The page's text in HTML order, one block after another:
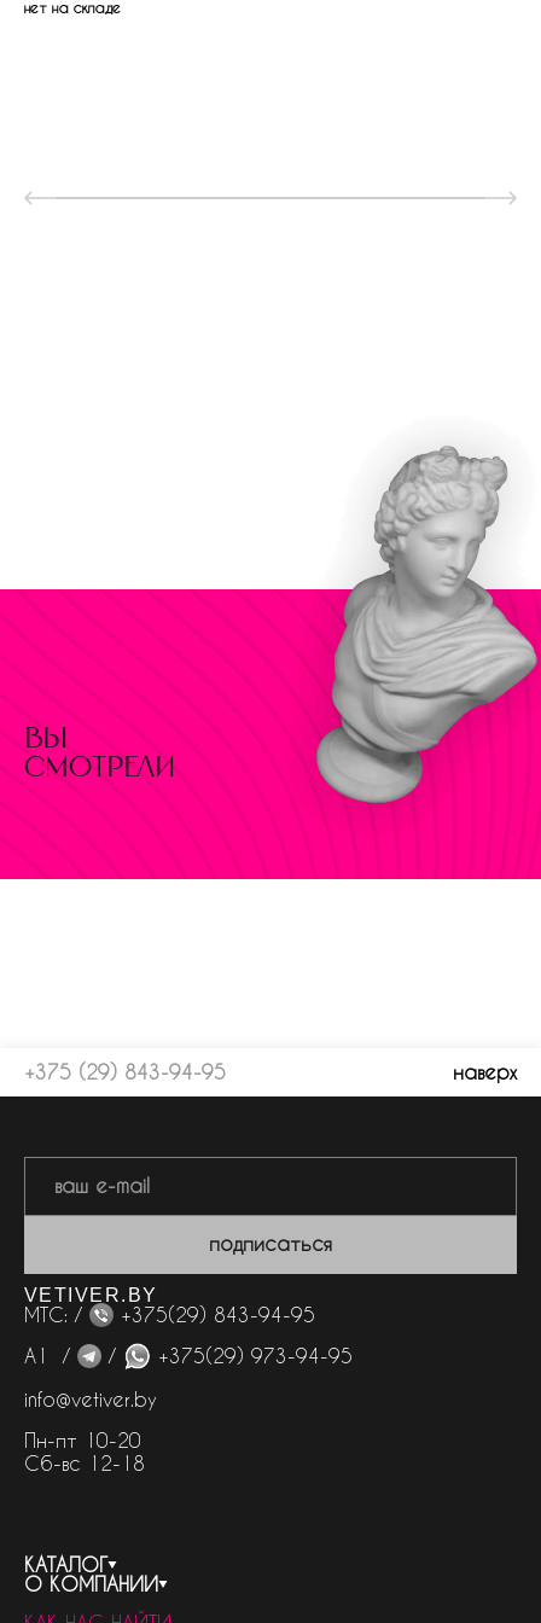
нет на складе
вы
смотрели
+375 (29) 843-94-95 наверх
подписаться
VETIVER.BY
МТС: /
+375(29) 843-94-95
А1 /
/
+375(29) 973-94-95
info@vetiver.by
Пн-пт 10-20
Сб-вс 12-18
КАТАЛОГ
весь каталог
О КОМПАНИИ